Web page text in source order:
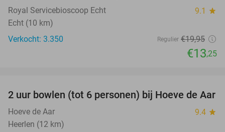
Royal Servicebioscoop Echt 9.1 star
Echt (10 km)
Verkocht: 3.350
Regulier €19,95
€13,25
50%
2 uur bowlen (tot 6 personen) bij Hoeve de Aar
Hoeve de Aar 9.4 star
Heerlen (12 km)